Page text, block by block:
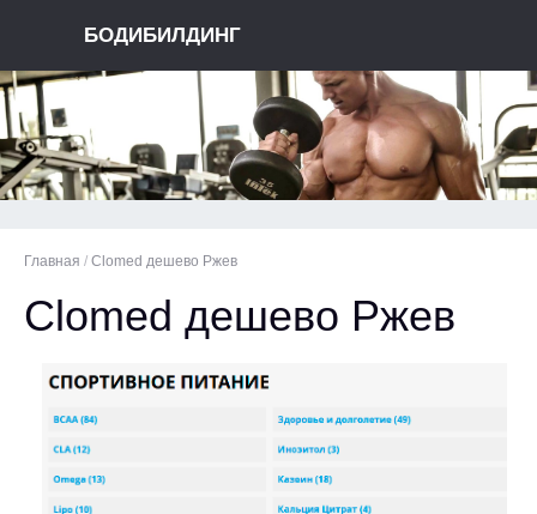
БОДИБИЛДИНГ
Главная / Clomed дешево Ржев
Clomed дешево Ржев